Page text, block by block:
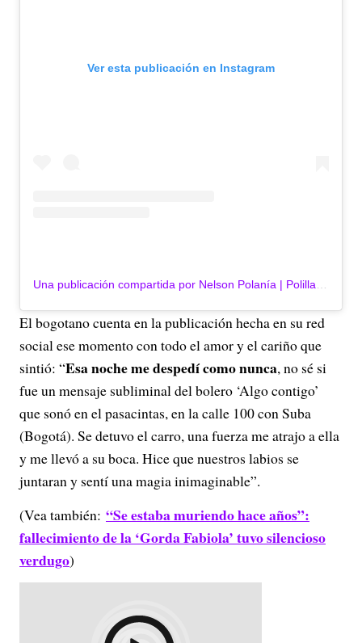
Ver esta publicación en Instagram
El bogotano cuenta en la publicación hecha en su red
social ese momento con todo el amor y el cariño que
sintió: “Esa noche me despedí como nunca, no sé si
fue un mensaje subliminal del bolero ‘Algo contigo’
que sonó en el pasacintas, en la calle 100 con Suba
(Bogotá). Se detuvo el carro, una fuerza me atrajo a ella
y me llevó a su boca. Hice que nuestros labios se
juntaran y sentí una magia inimaginable”.
(Vea también: “Se estaba muriendo hace años”:
fallecimiento de la ‘Gorda Fabiola’ tuvo silencioso
verdugo)